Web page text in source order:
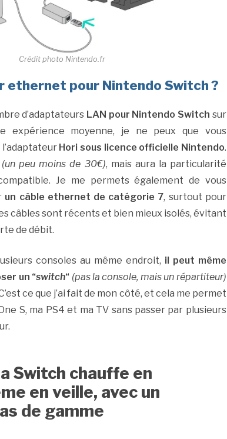
Crédit photo Nintendo.fr
ethernet pour Nintendo Switch ?
d’adaptateurs LAN pour Nintendo Switch sur
expérience moyenne, je ne peux que vous
Hori sous licence officielle Nintendo.
(un peu moins de 30€), mais aura la particularité
Je me permets également de vous
un câble ethernet de catégorie 7, surtout pour
câbles sont récents et bien mieux isolés, évitant
de débit.
consoles au même endroit, il peut même
un “switch“ (pas la console, mais un répartiteur)
ce que j’ai fait de mon côté, et cela me permet
S, ma PS4 et ma TV sans passer par plusieurs
Switch chauffe en
en veille, avec un
de gamme